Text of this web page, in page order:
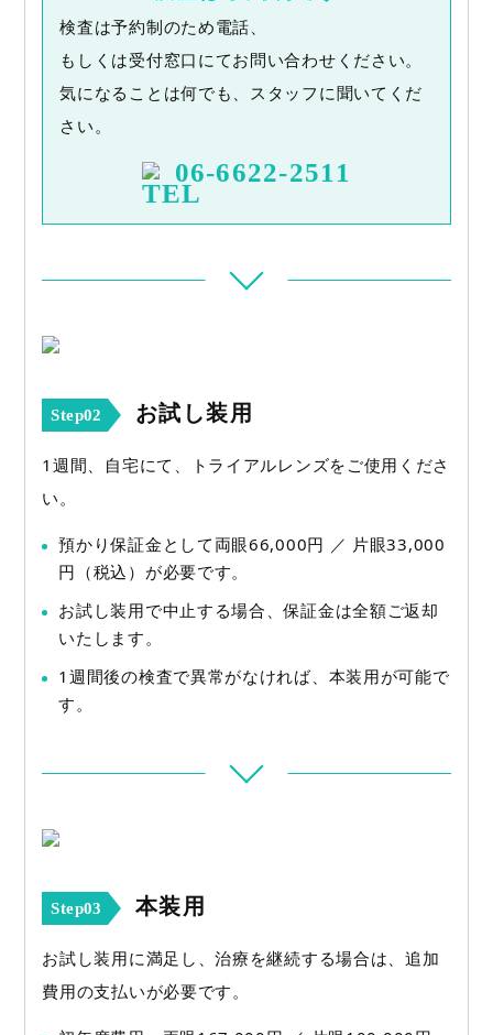
検査は予約制のため電話、
もしくは受付窓口にてお問い合わせください。
気になることは何でも、スタッフに聞いてくだ
さい。
06-6622-2511
Step02 お試し装用
1週間、自宅にて、トライアルレンズをご使用くださ
い。
預かり保証金として両眼66,000円 ／ 片眼33,000
円（税込）が必要です。
お試し装用で中止する場合、保証金は全額ご返却
いたします。
1週間後の検査で異常がなければ、本装用が可能で
す。
Step03 本装用
お試し装用に満足し、治療を継続する場合は、追加
費用の支払いが必要です。